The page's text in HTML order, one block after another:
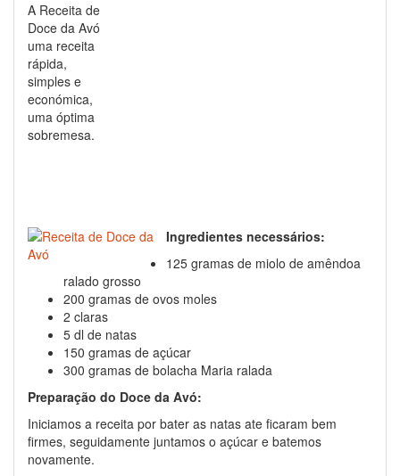
A Receita de
Doce da Avó
uma receita
rápida,
simples e
económica,
uma óptima
sobremesa.
Ingredientes necessários:
125 gramas de miolo de amêndoa
ralado grosso
200 gramas de ovos moles
2 claras
5 dl de natas
150 gramas de açúcar
300 gramas de bolacha Maria ralada
Preparação do Doce da Avó:
Iniciamos a receita por bater as natas ate ficaram bem
firmes, seguidamente juntamos o açúcar e batemos
novamente.